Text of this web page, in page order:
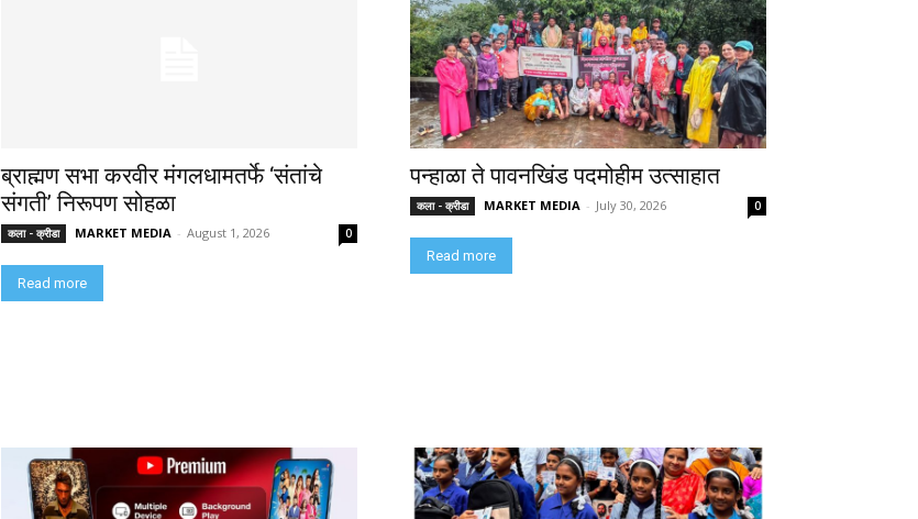
ब्राह्मण सभा करवीर मंगलधामतर्फे ‘संतांचे
संगती’ निरूपण सोहळा
कला - क्रीडा MARKET MEDIA - August 1, 2026 0
Read more
पन्हाळा ते पावनखिंड पदमोहीम उत्साहात
कला - क्रीडा MARKET MEDIA - July 30, 2026 0
Read more